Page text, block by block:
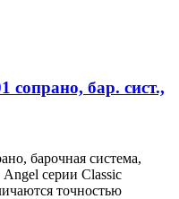
сопрано, бар. сист.,
барочная система,
серии Classic
точностью